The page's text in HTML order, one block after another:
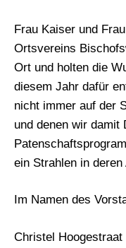
Frau Kaiser und
Ortsvereins
Ort und holten die
diesem Jahr dafür
nicht immer auf der
und denen wir damit
ein Strahlen in
Im Namen des
Christel Hoogestraat